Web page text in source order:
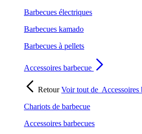
Barbecues électriques
Barbecues kamado
Barbecues à pellets
Accessoires barbecue
RetourVoir tout de Accessoires
Chariots de barbecue
Accessoires barbecues